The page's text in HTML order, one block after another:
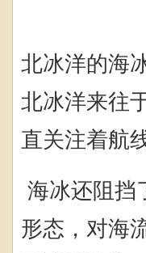
北冰洋的海
北冰洋来往
直关注着航
海冰还阻挡
形态，对海